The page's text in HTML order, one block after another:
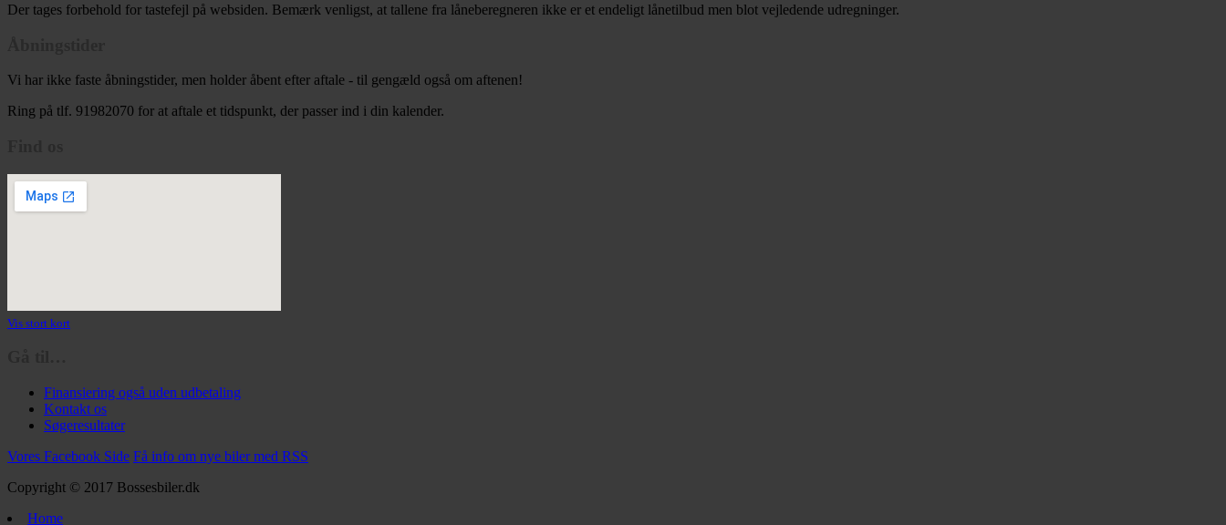
Der tages forbehold for tastefejl på websiden. Bemærk venligst, at tallene fra låneberegneren ikke er et endeligt lånetilbud men blot vejledende udregninger.
Vi har ikke faste åbningstider, men holder åbent efter aftale - til gengæld også om aftenen!
Ring på tlf. 91982070 for at aftale et tidspunkt, der passer ind i din kalender.
Vis stort kort
Finansiering også uden udbetaling
Kontakt os
Søgeresultater
Vores Facebook Side Få info om nye biler med RSS
Copyright © 2017 Bossesbiler.dk
Home